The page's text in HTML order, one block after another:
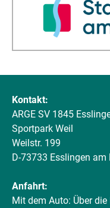
Kontakt:
ARGE SV 1845
Sportpark Weil
Weilstr. 199
D-73733 Esslingen am
Anfahrt:
Mit dem Auto: Über